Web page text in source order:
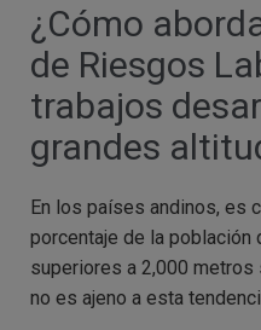
¿Cómo
de Riesgos
trabajos
grandes
En los países andinos, es
porcentaje de la población
superiores a 2,000 metros
no es ajeno a esta